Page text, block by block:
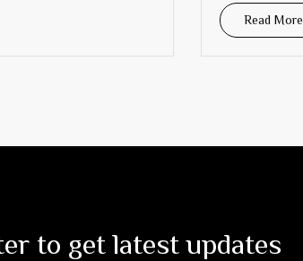
Read More
to get latest updates